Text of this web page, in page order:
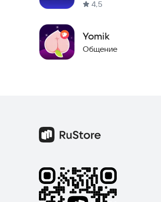
вдохновение каждый день!
4,5
Yomik
Общение